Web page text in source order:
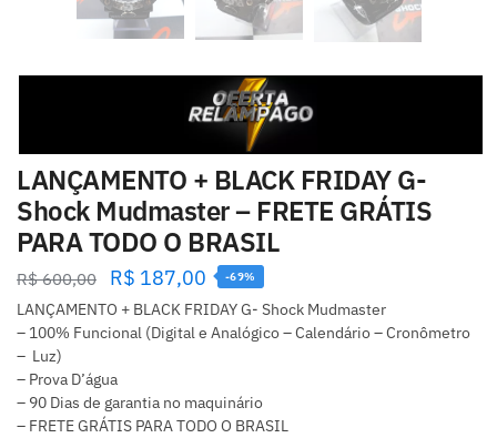
LANÇAMENTO + BLACK FRIDAY G-
Shock Mudmaster – FRETE GRÁTIS
PARA TODO O BRASIL
R$600,00 R$ 187,00 -69%
LANÇAMENTO + BLACK FRIDAY G- Shock Mudmaster
– 100% Funcional (Digital e Analógico – Calendário – Cronômetro
– Luz)
– Prova D’água
– 90 Dias de garantia no maquinário
– FRETE GRÁTIS PARA TODO O BRASIL